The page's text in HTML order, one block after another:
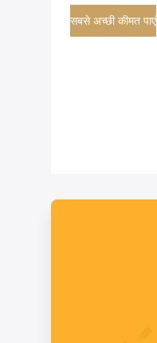
सबसे अच्छी कीमत पाएं